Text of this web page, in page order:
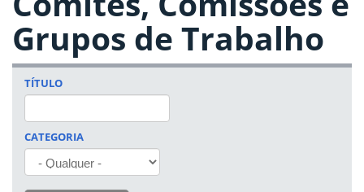
Grupos de Trabalho
TÍTULO
CATEGORIA